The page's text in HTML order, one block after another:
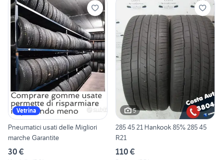
Vetrina
Pneumatici usati delle Migliori
marche Garantite
30 €
5
285 45 21 Hankook 85% 285 45
R21
110 €